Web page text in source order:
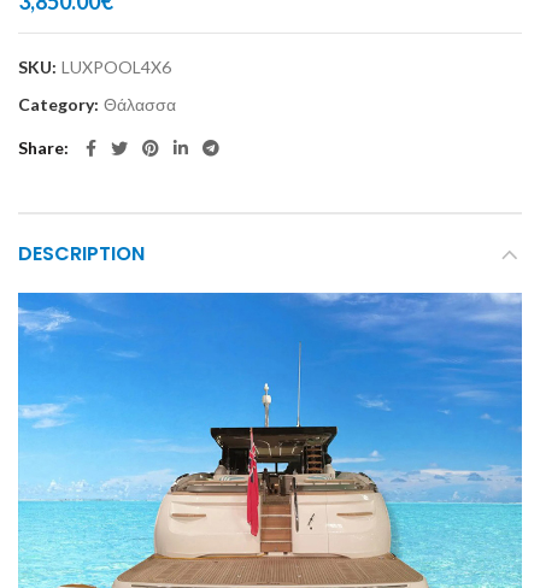
SKU: LUXPOOL4X6
Category: Θάλασσα
Share
DESCRIPTION